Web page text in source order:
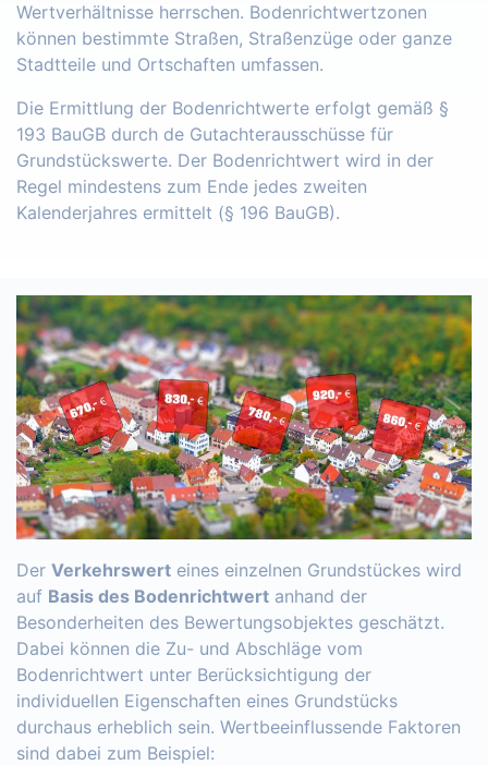
Wertverhältnisse herrschen. Bodenrichtwertzonen
können bestimmte Straßen, Straßenzüge oder ganze
Stadtteile und Ortschaften umfassen.
Die Ermittlung der Bodenrichtwerte erfolgt gemäß §
193 BauGB durch de Gutachterausschüsse für
Grundstückswerte. Der Bodenrichtwert wird in der
Regel mindestens zum Ende jedes zweiten
Kalenderjahres ermittelt (§ 196 BauGB).
Der Verkehrswert eines einzelnen Grundstückes wird
auf Basis des Bodenrichtwert anhand der
Besonderheiten des Bewertungsobjektes geschätzt.
Dabei können die Zu- und Abschläge vom
Bodenrichtwert unter Berücksichtigung der
individuellen Eigenschaften eines Grundstücks
durchaus erheblich sein. Wertbeeinflussende Faktoren
sind dabei zum Beispiel: